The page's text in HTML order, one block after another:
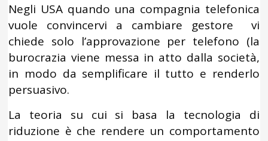
Negli USA quando una compagnia telefonica
vuole convincervi a cambiare gestore vi
chiede solo l’approvazione per telefono (la
burocrazia viene messa in atto dalla società,
in modo da semplificare il tutto e renderlo
persuasivo.
La teoria su cui si basa la tecnologia di
riduzione è che rendere un comportamento